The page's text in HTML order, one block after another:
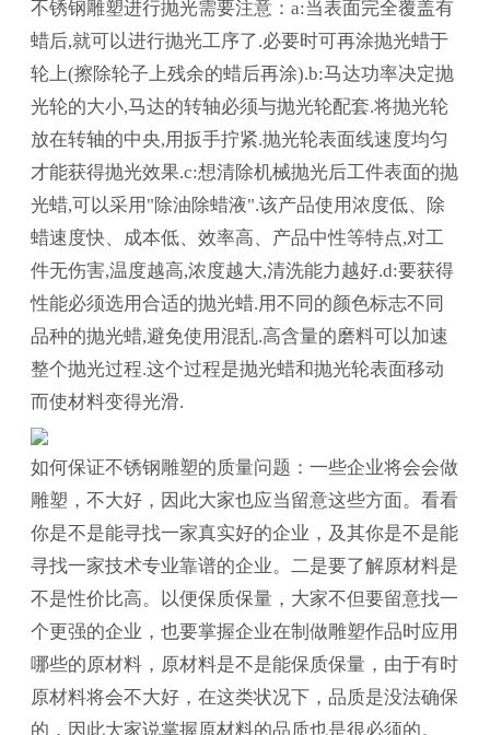
不锈钢雕塑进行抛光需要注意：a:当表面完全覆盖有
蜡后,就可以进行抛光工序了.必要时可再涂抛光蜡于
轮上(擦除轮子上残余的蜡后再涂).b:马达功率决定抛
光轮的大小,马达的转轴必须与抛光轮配套.将抛光轮
放在转轴的中央,用扳手拧紧.抛光轮表面线速度均匀
才能获得抛光效果.c:想清除机械抛光后工件表面的抛
光蜡,可以采用"除油除蜡液".该产品使用浓度低、除
蜡速度快、成本低、效率高、产品中性等特点,对工
件无伤害,温度越高,浓度越大,清洗能力越好.d:要获得
性能必须选用合适的抛光蜡.用不同的颜色标志不同
品种的抛光蜡,避免使用混乱.高含量的磨料可以加速
整个抛光过程.这个过程是抛光蜡和抛光轮表面移动
而使材料变得光滑.
如何保证不锈钢雕塑的质量问题：一些企业将会会做
雕塑，不大好，因此大家也应当留意这些方面。看看
你是不是能寻找一家真实好的企业，及其你是不是能
寻找一家技术专业靠谱的企业。二是要了解原材料是
不是性价比高。以便保质保量，大家不但要留意找一
个更强的企业，也要掌握企业在制做雕塑作品时应用
哪些的原材料，原材料是不是能保质保量，由于有时
原材料将会不大好，在这类状况下，品质是没法确保
的，因此大家说掌握原材料的品质也是很必须的。